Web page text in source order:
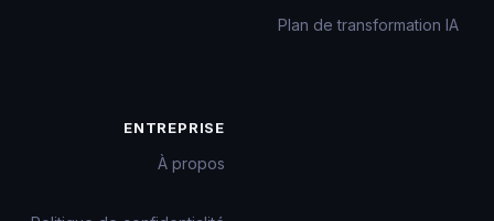
Plan de transformation IA
ENTREPRISE
À propos